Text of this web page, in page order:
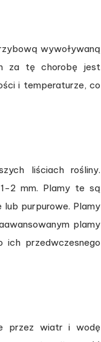
wywoływaną
za tę chorobę jest
i temperaturze, co
liściach rośliny.
2 mm. Plamy te są
purpurowe. Plamy
plamy
przedwczesnego
przez wiatr i wodę